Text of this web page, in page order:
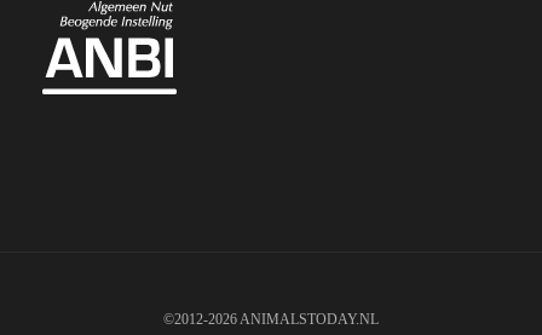
©2012-2026 ANIMALSTODAY.NL